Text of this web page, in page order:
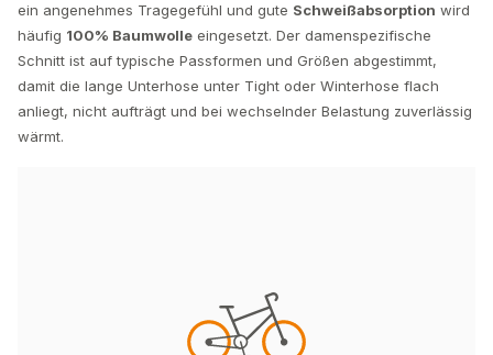
ein angenehmes Tragegefühl und gute Schweißabsorption wird
häufig 100% Baumwolle eingesetzt. Der damenspezifische
Schnitt ist auf typische Passformen und Größen abgestimmt,
damit die lange Unterhose unter Tight oder Winterhose flach
anliegt, nicht aufträgt und bei wechselnder Belastung zuverlässig
wärmt.